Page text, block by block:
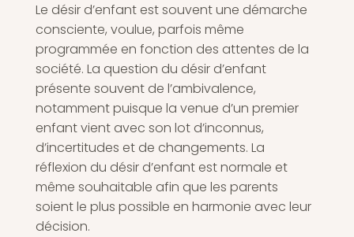
Le désir d’enfant est souvent une démarche
consciente, voulue, parfois même
programmée en fonction des attentes de la
société. La question du désir d’enfant
présente souvent de l’ambivalence,
notamment puisque la venue d’un premier
enfant vient avec son lot d’inconnus,
d’incertitudes et de changements. La
réflexion du désir d’enfant est normale et
même souhaitable afin que les parents
soient le plus possible en harmonie avec leur
décision.